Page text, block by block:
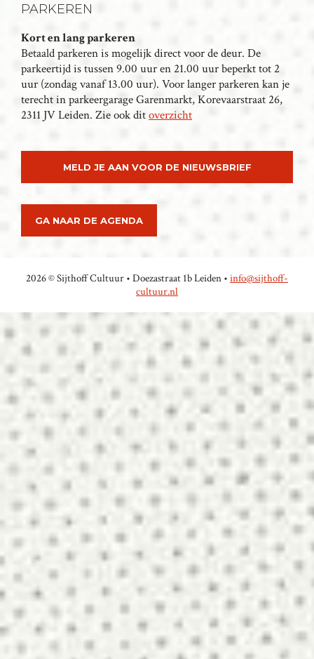
G
A
T
I
E
PARKEREN
Kort en lang parkeren
Betaald parkeren is mogelijk direct voor de deur. De
parkeertijd is tussen 9.00 uur en 21.00 uur beperkt tot 2
uur (zondag vanaf 13.00 uur). Voor langer parkeren kan je
terecht in parkeergarage Garenmarkt, Korevaarstraat 26,
2311 JV Leiden. Zie ook ditoverzicht
MELD JE AAN VOOR DE NIEUWSBRIEF
GA NAAR DE AGENDA
2026 © Sijthoff Cultuur • Doezastraat 1b Leiden • info@sijthoff-
cultuur.nl